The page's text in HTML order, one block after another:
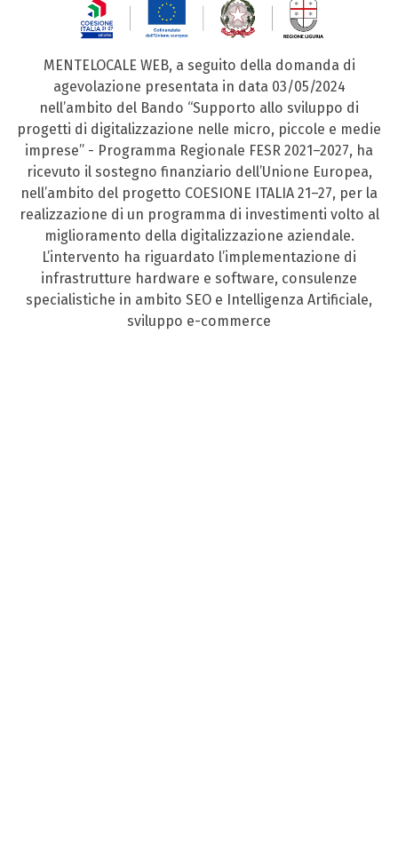
MENTELOCALE WEB, a seguito della domanda di
agevolazione presentata in data 03/05/2024
nell’ambito del Bando “Supporto allo sviluppo di
progetti di digitalizzazione nelle micro, piccole e medie
imprese” - Programma Regionale FESR 2021–2027, ha
ricevuto il sostegno finanziario dell’Unione Europea,
nell’ambito del progetto COESIONE ITALIA 21–27, per la
realizzazione di un programma di investimenti volto al
miglioramento della digitalizzazione aziendale.
L’intervento ha riguardato l’implementazione di
infrastrutture hardware e software, consulenze
specialistiche in ambito SEO e Intelligenza Artificiale,
sviluppo e-commerce